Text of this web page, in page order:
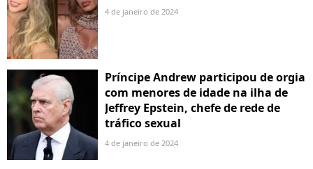
4 de janeiro de 2024
Príncipe Andrew participou de orgia
com menores de idade na ilha de
Jeffrey Epstein, chefe de rede de
tráfico sexual
4 de janeiro de 2024